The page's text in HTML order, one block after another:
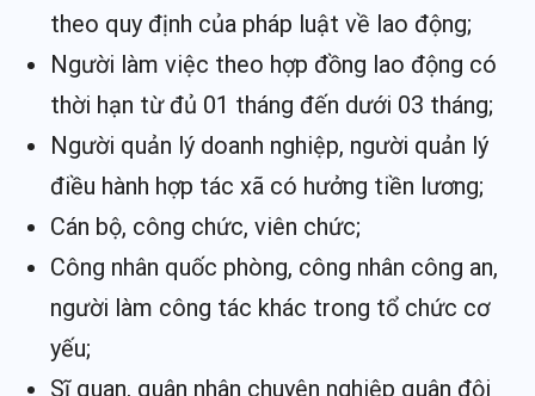
theo quy định của pháp luật về lao động;
Người làm việc theo hợp đồng lao động có
thời hạn từ đủ 01 tháng đến dưới 03 tháng;
Người quản lý doanh nghiệp, người quản lý
điều hành hợp tác xã có hưởng tiền lương;
Cán bộ, công chức, viên chức;
Công nhân quốc phòng, công nhân công an,
người làm công tác khác trong tổ chức cơ
yếu;
Sĩ quan, quân nhân chuyên nghiệp quân đội